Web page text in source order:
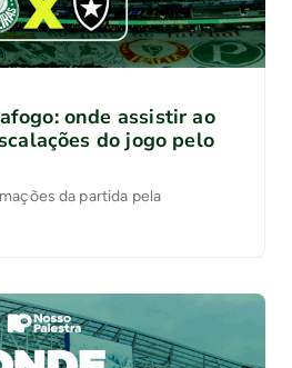
onde assistir ao
do jogo pelo
da partida pela